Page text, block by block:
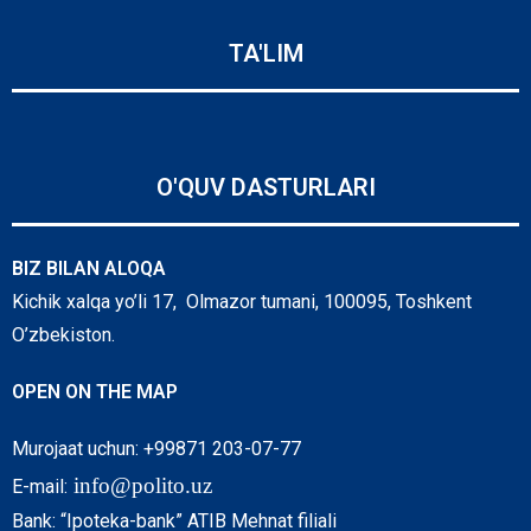
TA'LIM
O'QUV DASTURLARI
BIZ BILAN ALOQA
Kichik xalqa yo’li 17, Olmazor tumani, 100095, Toshkent
O’zbekiston.
OPEN ON THE MAP
Murojaat uchun: +99871 203-07-77
E-mail: info@polito.uz
Bank: “Ipoteka-bank” ATIB Mehnat filiali